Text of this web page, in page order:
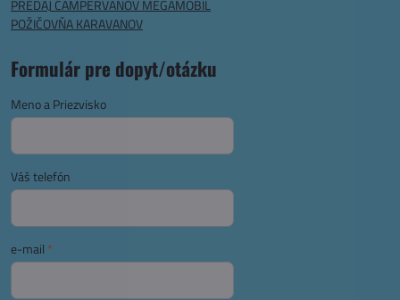
PREDAJ CAMPERVANOV MEGAMOBIL
POŽIČOVŇA KARAVANOV
Formulár pre dopyt/otázku
Meno a Priezvisko
Váš telefón
e-mail *